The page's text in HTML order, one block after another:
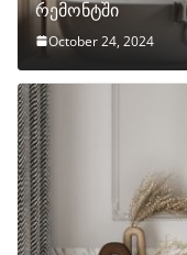
რემონტში
October 24, 2024